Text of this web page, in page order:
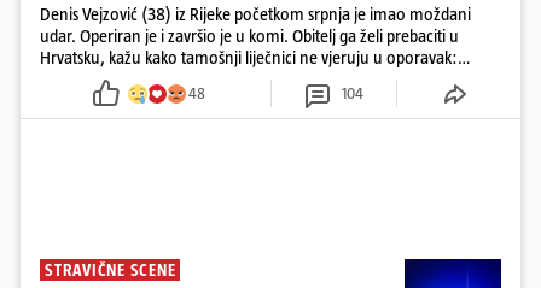
Denis Vejzović (38) iz Rijeke početkom srpnja je imao moždani
udar. Operiran je i završio je u komi. Obitelj ga želi prebaciti u
Hrvatsku, kažu kako tamošnji liječnici ne vjeruju u oporavak:
'Imamo 72 sata'
48 104
STRAVIČNE SCENE